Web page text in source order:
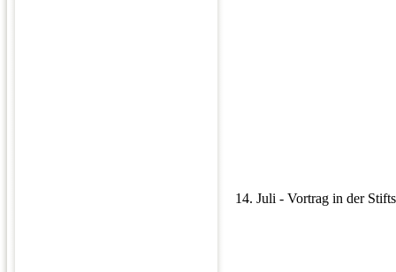
14. Juli - Vortrag in der